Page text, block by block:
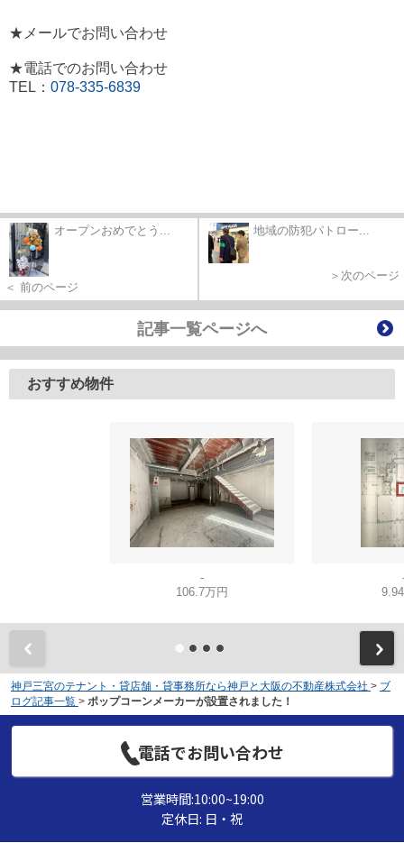
★メールでお問い合わせ
★電話でのお問い合わせ
TEL： 078-335-6839
オープンおめでとう...
＜ 前のページ
地域の防犯パトロー...
＞次のページ
記事一覧ページへ
おすすめ物件
-
106.7万円
神戸三宮のテナント・貸店舗・貸事務所なら神戸と大阪の不動産株式会社 > ブ
ログ記事一覧 > ポップコーンメーカーが設置されました！
電話でお問い合わせ
営業時間:10:00~19:00
定休日: 日・祝